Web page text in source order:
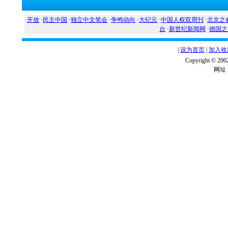
·开放 · 民主中国 ·独立中文笔会 ·争鸣动向 ·大纪元 ·中国人权双周刊 ·北京之
台 ·新世纪新闻网 ·德国
设为首页 加入
Copyright ©
网址